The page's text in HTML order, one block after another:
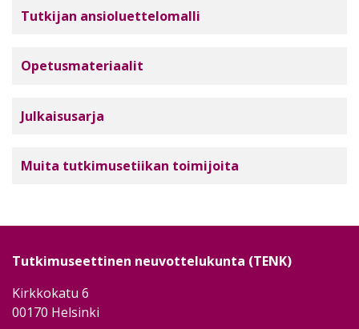
Tutkijan ansioluettelomalli
Opetusmateriaalit
Julkaisusarja
Muita tutkimusetiikan toimijoita
Tutkimuseettinen neuvottelukunta (TENK)
Kirkkokatu 6
00170 Helsinki